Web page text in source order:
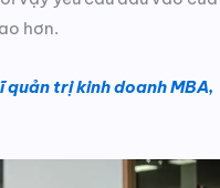
hơn.
trị kinh doanh MBA,